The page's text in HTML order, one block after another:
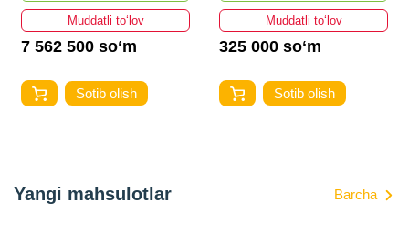
Muddatli to‘lov
7 562 500 so‘m
Sotib olish
Muddatli to‘lov
325 000 so‘m
Sotib olish
Yangi mahsulotlar Barcha